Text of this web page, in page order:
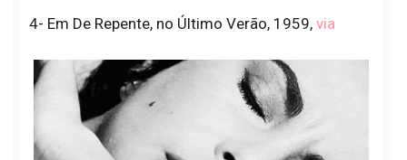
4- Em De Repente, no Último Verão, 1959, via